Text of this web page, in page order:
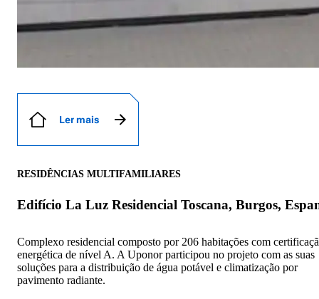
Ler mais
RESIDÊNCIAS MULTIFAMILIARES
Edifício La Luz Residencial Toscana, Burgos,
Complexo residencial composto por 206 habitações com
energética de nível A. A Uponor participou no projeto com as suas
soluções para a distribuição de água potável e climatização por
pavimento radiante.